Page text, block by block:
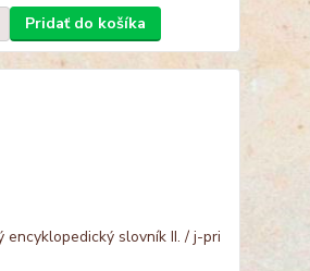
Pridať do košíka